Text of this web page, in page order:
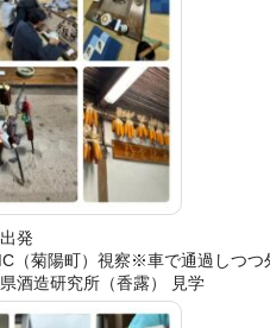
発
（菊陽町）視察※車で通過しつつ
酒造研究所（香露） 見学